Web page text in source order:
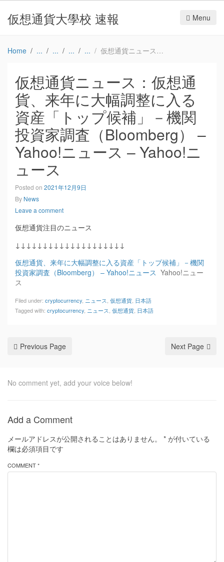
仮想通貨大學校 速報 Menu
Home 仮想通貨ニュース：仮想通貨、来年に大幅調整に入る資産「トップ候補」－機関投資家調査（Bloomberg） – Yahoo!ニュース – Yahoo!ニュース
仮想通貨ニュース：仮想通
貨、来年に大幅調整に入る
資産「トップ候補」－機関
投資家調査（Bloomberg） –
Yahoo!ニュース – Yahoo!ニ
ュース
Posted on 2021年12月9日
By News
Leave a comment
仮想通貨注目のニュース
↓↓↓↓↓↓↓↓↓↓↓↓↓↓↓↓↓↓↓↓
仮想通貨、来年に大幅調整に入る資産「トップ候補」－機関
投資家調査（Bloomberg） – Yahoo!ニュース Yahoo!ニュー
ス
Filed under: cryptocurrency ニュース 仮想通貨 日本語
Tagged with: cryptocurrency ニュース 仮想通貨 日本語
Previous Page Next Page
No comment yet, add your voice below!
Add a Comment
メールアドレスが公開されることはありません。 * が付いている
欄は必須項目です
COMMENT *